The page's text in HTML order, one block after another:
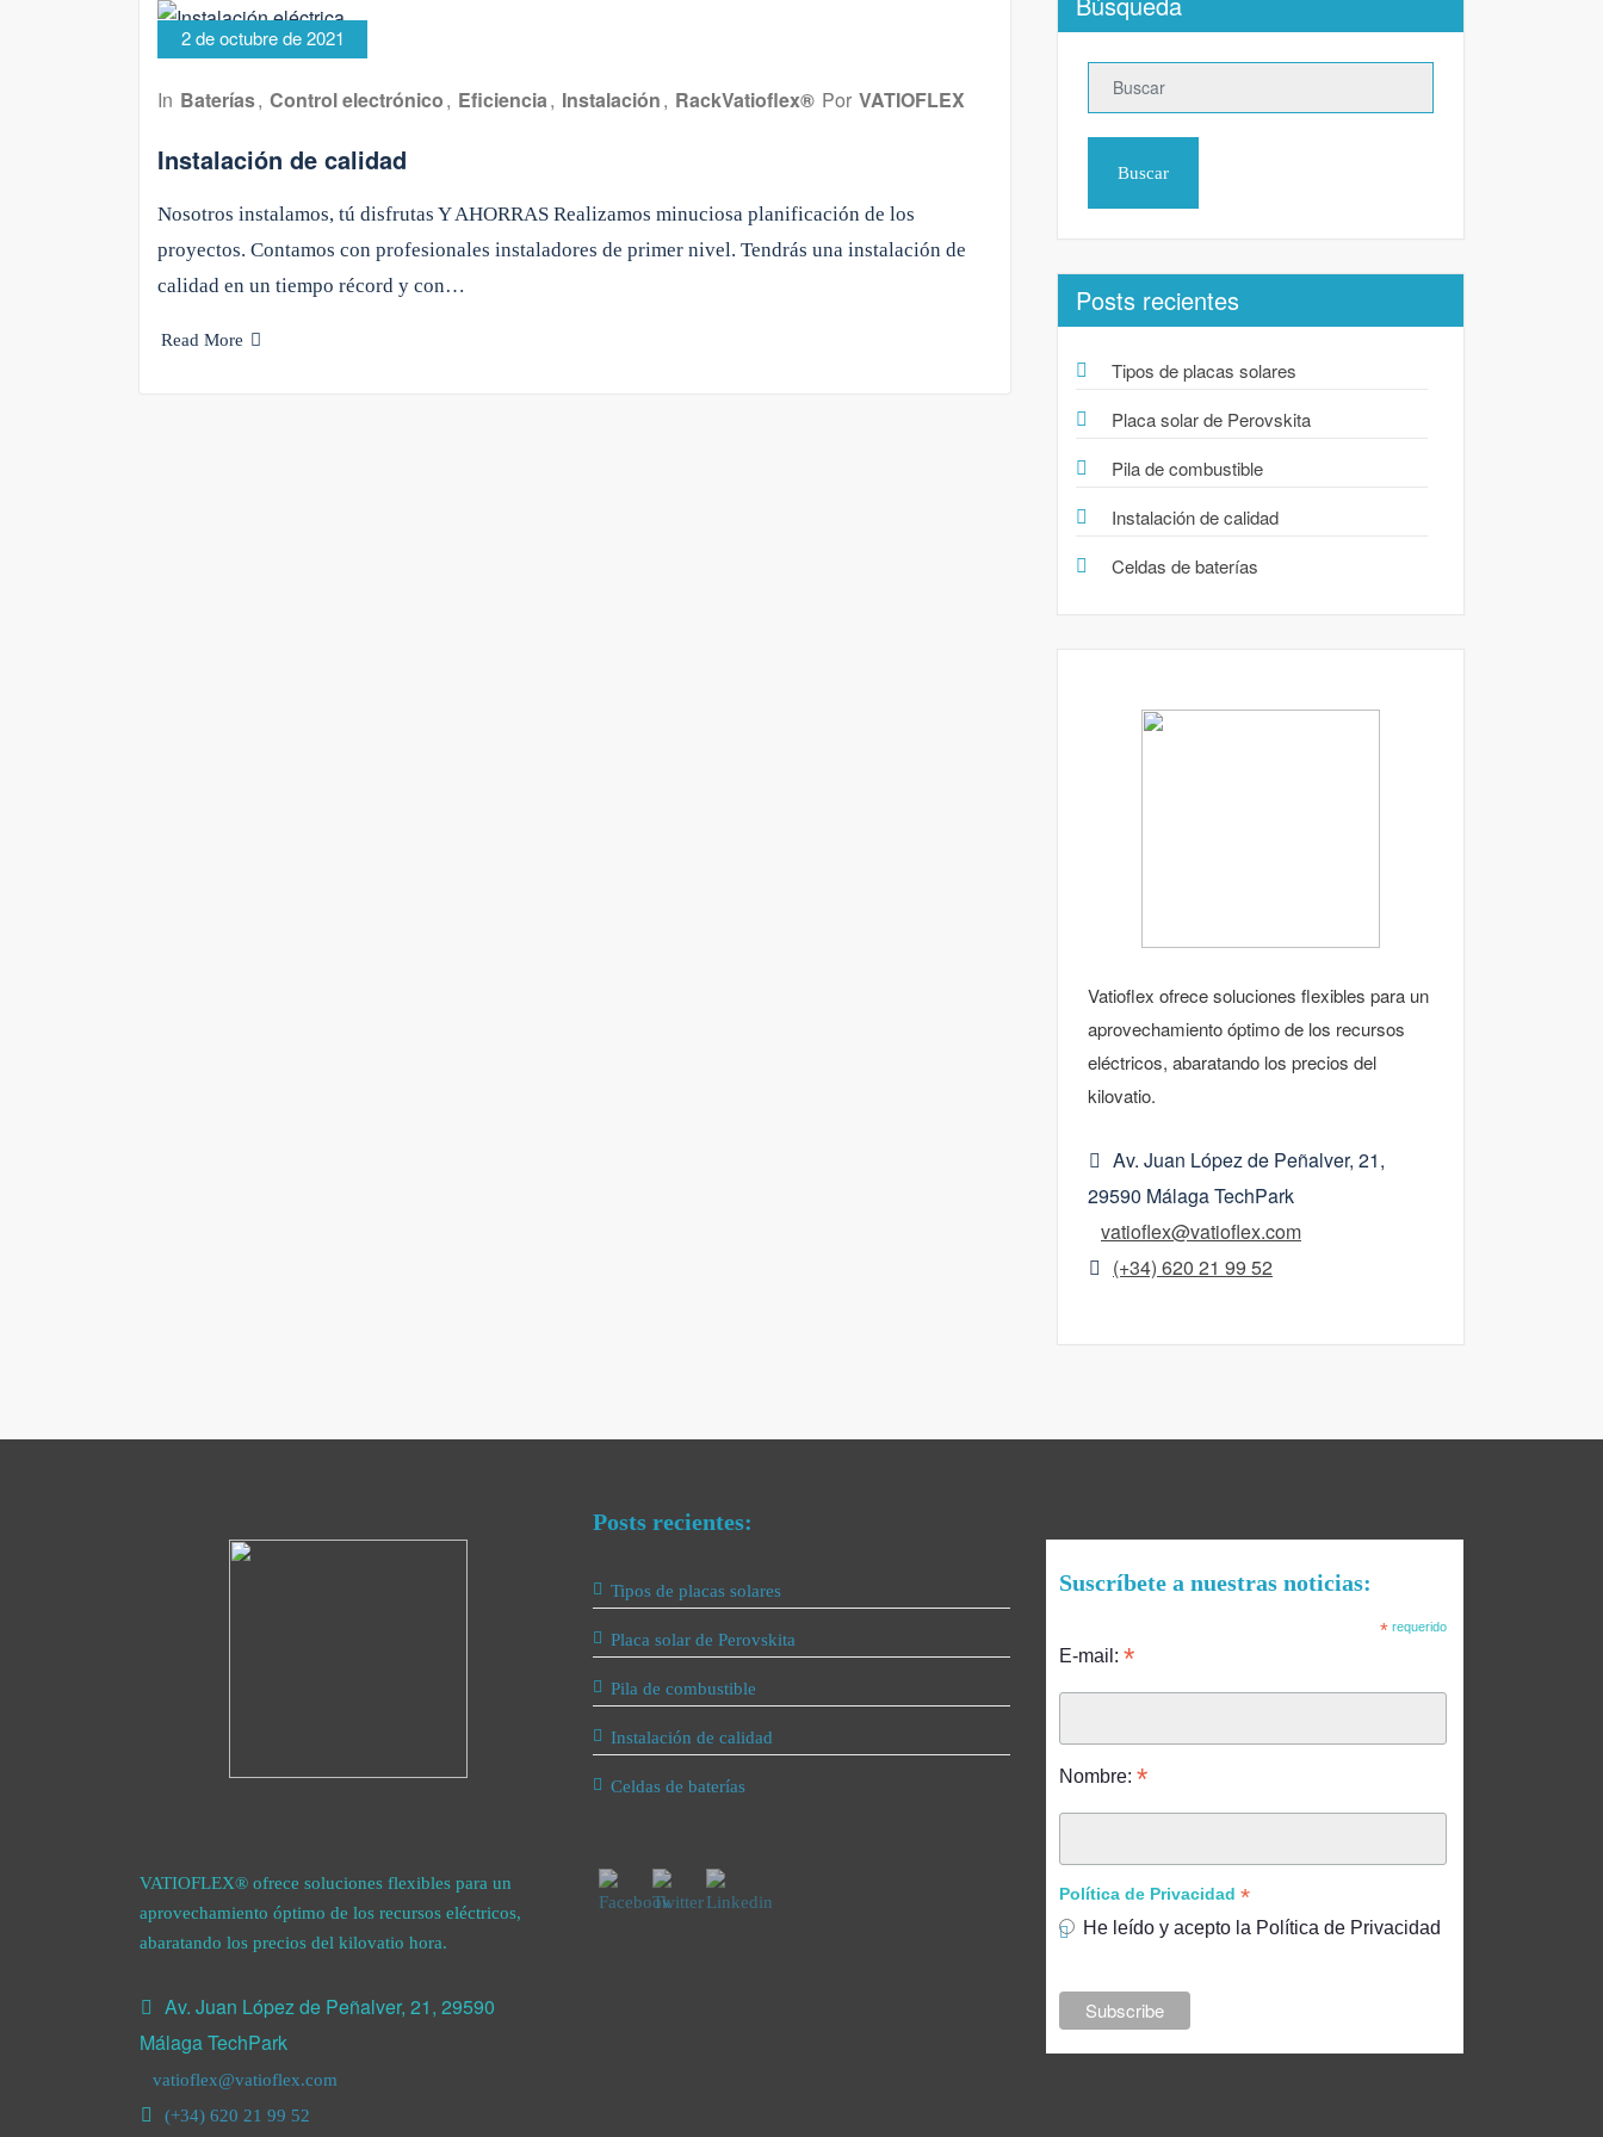
2 de octubre de 2021
In Baterías, Control electrónico, Eficiencia, Instalación, RackVatioflex® Por VATIOFLEX
Instalación de calidad
Nosotros instalamos, tú disfrutas Y AHORRAS Realizamos minuciosa planificación de los
proyectos. Contamos con profesionales instaladores de primer nivel. Tendrás una instalación de
calidad en un tiempo récord y con…
Read More
Buscar
Posts recientes
Tipos de placas solares
Placa solar de Perovskita
Pila de combustible
Instalación de calidad
Celdas de baterías
Vatioflex ofrece soluciones flexibles para un
aprovechamiento óptimo de los recursos
eléctricos, abaratando los precios del
kilovatio.
Av. Juan López de Peñalver, 21,
29590 Málaga TechPark
vatioflex@vatioflex.com
(+34) 620 21 99 52
VATIOFLEX® ofrece soluciones flexibles para un
aprovechamiento óptimo de los recursos eléctricos,
abaratando los precios del kilovatio hora.
Av. Juan López de Peñalver, 21, 29590
Málaga TechPark
vatioflex@vatioflex.com
(+34) 620 21 99 52
Posts recientes:
Tipos de placas solares
Placa solar de Perovskita
Pila de combustible
Instalación de calidad
Celdas de baterías
Suscríbete a nuestras noticias:
* requerido
E-mail: *
Nombre: *
Política de Privacidad *
He leído y acepto la Política de Privacidad